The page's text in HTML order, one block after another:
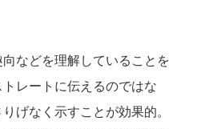
向などを理解していることを
レートに伝えるのではな
げなく示すことが効果的。